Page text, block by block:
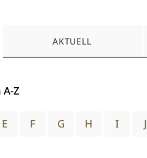
AKTUELL
Z
E F G H I J